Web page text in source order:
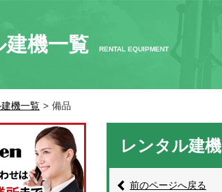
建機一覧 RENTAL EQUIPMENT
機一覧 > 備品
レンタル建機
前のページへ戻る